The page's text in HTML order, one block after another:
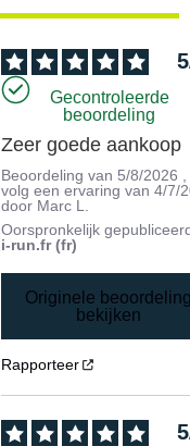
5
Gecontroleerde
beoordeling
Zeer goede aankoop
Beoordeling van 5/8/2026
volg een ervaring van4/7/
door Marc L.
Oorspronkelijk
i-run.fr (fr)
Originele
bekijken
Rapporteer
5